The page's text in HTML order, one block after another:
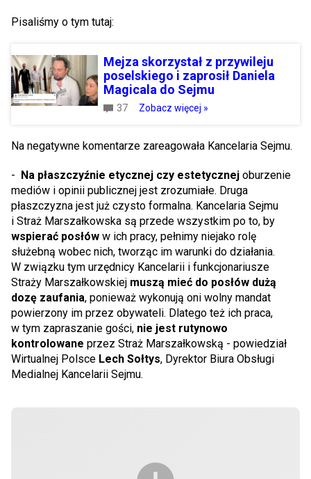
Pisaliśmy o tym tutaj:
Mejza skorzystał z przywileju
poselskiego i zaprosił Daniela
Magicala do Sejmu
37 Zobacz więcej »
Na negatywne komentarze zareagowała Kancelaria Sejmu.
- Na płaszczyźnie etycznej czy estetycznej oburzenie
mediów i opinii publicznej jest zrozumiałe. Druga
płaszczyzna jest już czysto formalna. Kancelaria Sejmu
i Straż Marszałkowska są przede wszystkim po to, by
wspierać posłów w ich pracy, pełnimy niejako rolę
służebną wobec nich, tworząc im warunki do działania.
W związku tym urzędnicy Kancelarii i funkcjonariusze
Straży Marszałkowskiej muszą mieć do posłów dużą
dozę zaufania, ponieważ wykonują oni wolny mandat
powierzony im przez obywateli. Dlatego też ich praca,
w tym zapraszanie gości, nie jest rutynowo
kontrolowane przez Straż Marszałkowską - powiedział
Wirtualnej Polsce Lech Sołtys, Dyrektor Biura Obsługi
Medialnej Kancelarii Sejmu.